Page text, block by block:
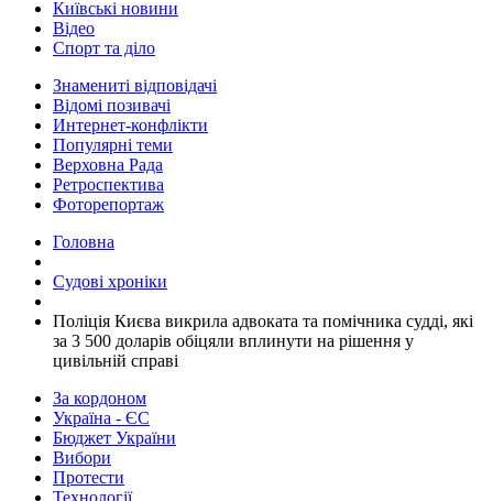
Київські новини
Відео
Спорт та діло
Знамениті відповідачі
Відомі позивачі
Интернет-конфлікти
Популярні теми
Верховна Рада
Ретроспектива
Фоторепортаж
Головна
Судові хроніки
​Поліція Києва викрила адвоката та помічника судді, які
за 3 500 доларів обіцяли вплинути на рішення у
цивільній справі
За кордоном
Україна - ЄС
Бюджет України
Вибори
Протести
Технології